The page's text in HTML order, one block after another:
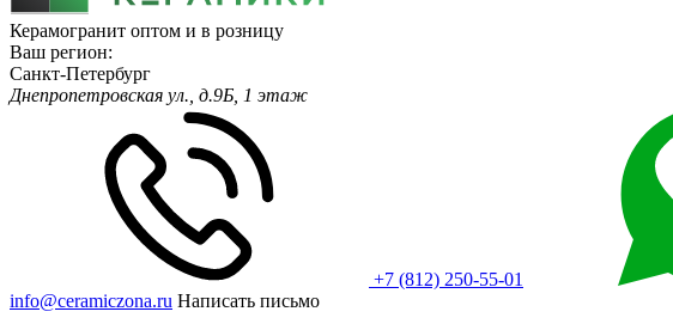
Керамогранит оптом и в розницу
Ваш регион:
Санкт-Петербург
Днепропетровская ул., д.9Б, 1 этаж
+7 (812) 250-55-01
info@ceramiczona.ru Написать письмо